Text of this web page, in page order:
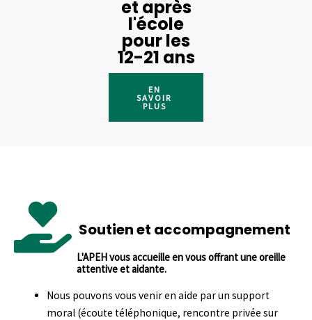
et après
l'école
pour les
12-21 ans
EN
SAVOIR
PLUS
Soutien et accompagnement
L'APEH vous accueille en vous offrant une oreille
attentive et aidante.
Nous pouvons vous venir en aide par un support
moral (écoute téléphonique, rencontre privée sur